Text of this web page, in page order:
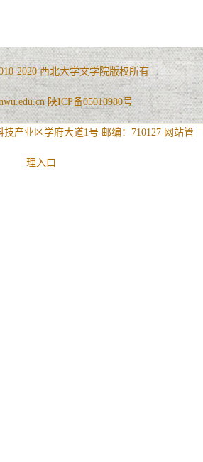
2020 西北大学文学院版权所有
陕ICP备05010980号
产业区学府大道1号 邮编：710127 网站管
理入口